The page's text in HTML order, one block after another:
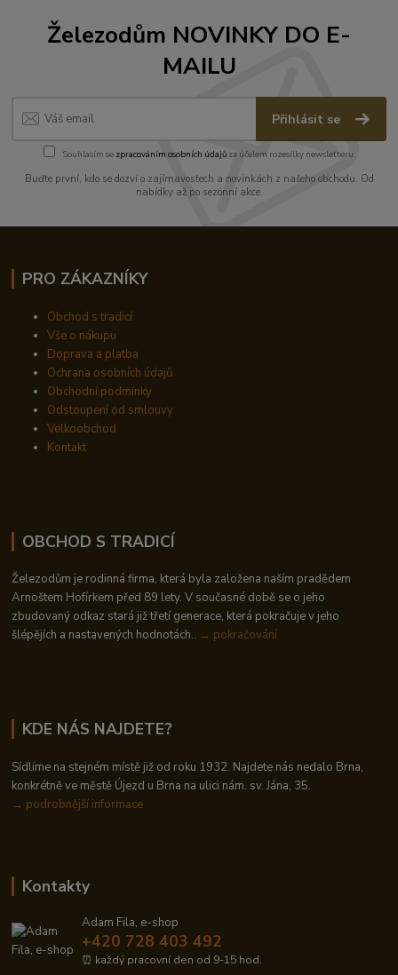
Železodům NOVINKY DO E-
MAILU
Přihlásit se
Souhlasím se zpracováním osobních údajůza účelem rozesílky newsletteru.
Buďte první, kdo se dozví o zajímavostech a novinkách z našeho obchodu. Od
nabídky až po sezónní akce.
PRO ZÁKAZNÍKY
Obchod s tradicí
Vše o nákupu
Doprava a platba
Ochrana osobních údajů
Obchodní podmínky
Odstoupení od smlouvy
Velkoobchod
Kontakt
OBCHOD S TRADICÍ
Železodům je rodinná firma, která byla založena naším pradědem
Arnoštem Hofírkem před 89 lety. V současné době se o jeho
zbudovaný odkaz stará již třetí generace, která pokračuje v jeho
šlépějích a nastavených hodnotách.. → pokračování
KDE NÁS NAJDETE?
Sídlíme na stejném místě již od roku 1932. Najdete nás nedalo Brna,
konkrétně ve městě Újezd u Brna na ulici nám. sv. Jána, 35.
→ podrobnější informace
Kontakty
Adam Fila, e-shop
+420 728 403 492
⏰ každý pracovní den od 9-15 hod.